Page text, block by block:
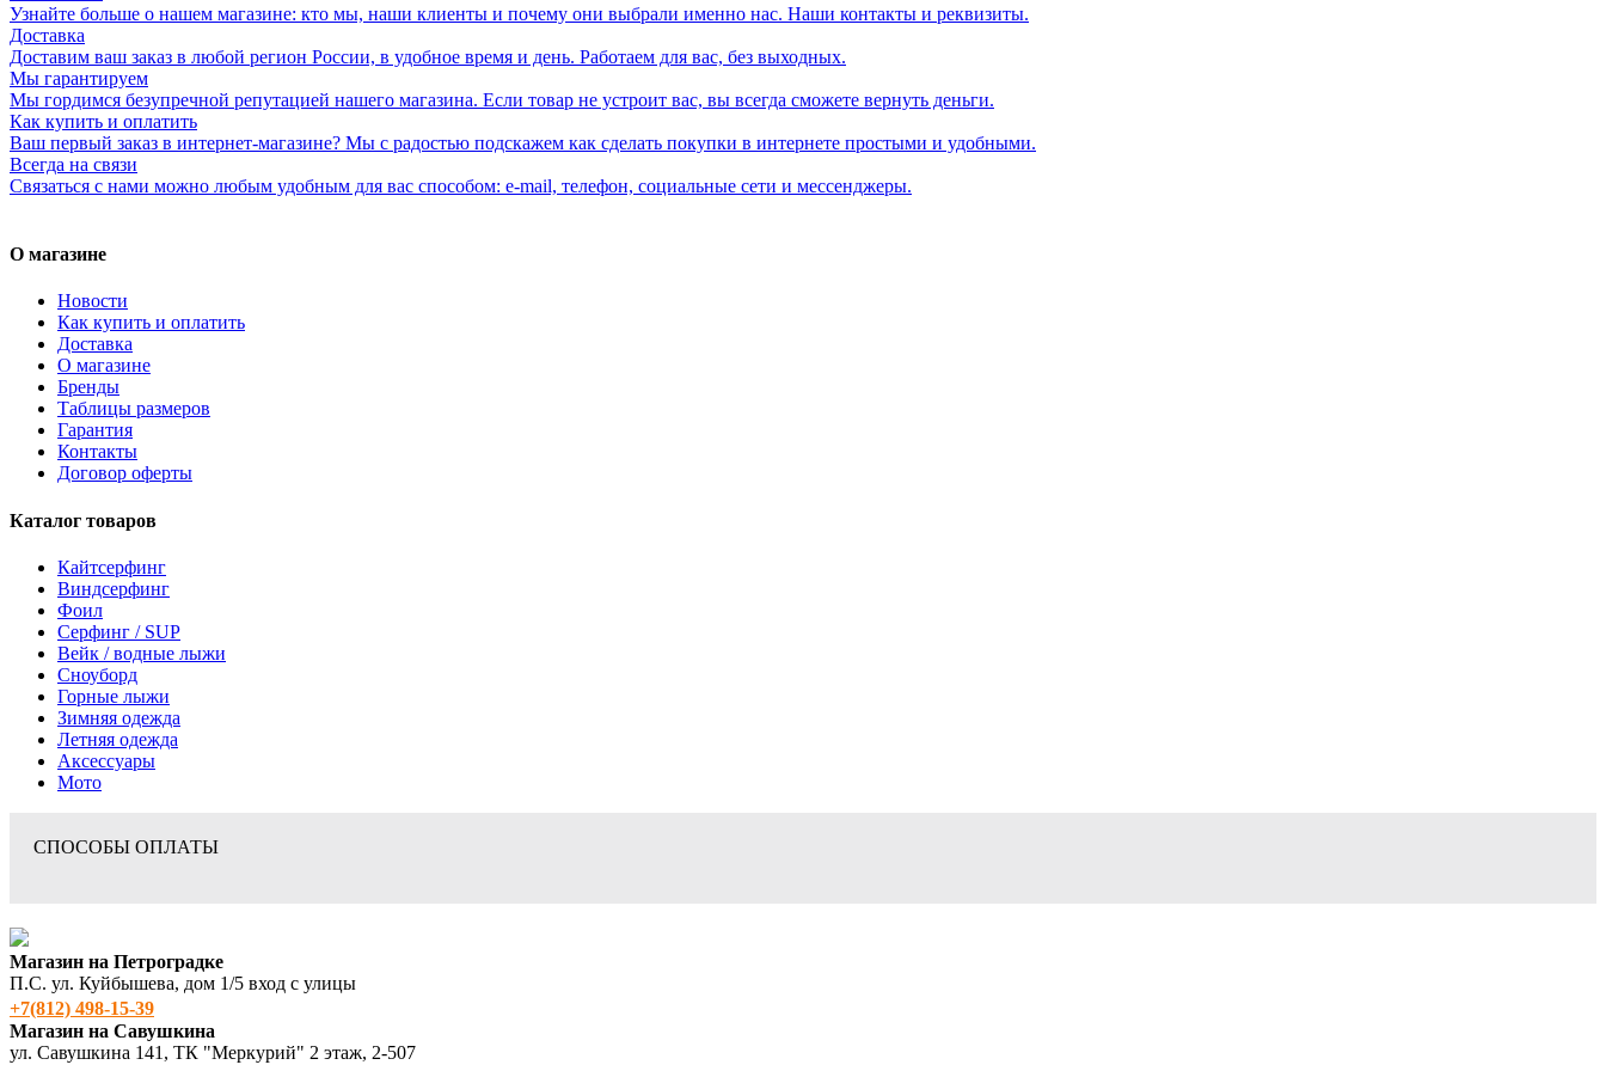
Узнайте больше о нашем магазине: кто мы, наши клиенты и почему они выбрали именно нас. Наши контакты и реквизиты.
Доставка
Доставим ваш заказ в любой регион России, в удобное время и день. Работаем для вас, без выходных.
Мы гарантируем
Мы гордимся безупречной репутацией нашего магазина. Если товар не устроит вас, вы всегда сможете вернуть деньги.
Как купить и оплатить
Ваш первый заказ в интернет-магазине? Мы с радостью подскажем как сделать покупки в интернете простыми и удобными.
Всегда на связи
Связаться с нами можно любым удобным для вас способом: e-mail, телефон, социальные сети и мессенджеры.
О магазине
Новости
Как купить и оплатить
Доставка
О магазине
Бренды
Таблицы размеров
Гарантия
Контакты
Договор оферты
Каталог товаров
Кайтсерфинг
Виндсерфинг
Фоил
Серфинг / SUP
Вейк / водные лыжи
Сноуборд
Горные лыжи
Зимняя одежда
Летняя одежда
Аксессуары
Мото
СПОСОБЫ ОПЛАТЫ
Магазин на Петроградке
П.С. ул. Куйбышева, дом 1/5 вход с улицы
+7(812) 498‑15-39
Магазин на Савушкина
ул. Савушкина 141, ТК "Меркурий" 2 этаж, 2-507